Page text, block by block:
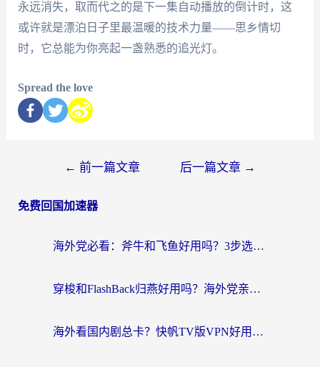
永远消失，取而代之的是下一集自动播放的倒计时，这
或许就是漂泊日子里最温暖的技术力量——思乡情切
时，它总能为你亮起一盏熟悉的追光灯。
Spread the love
← 前一篇文章 后一篇文章 →
免费回国加速器
海外党必看：斧牛和飞鱼好用吗？3步选对回国加速器，无缝刷剧玩国服
穿梭和FlashBack归燕好用吗？海外党亲测3款热门回国加速器，教你选对不踩坑
海外看国内剧总卡？快帆TV版VPN好用吗？和快滚VPN对比哪个回国效果更好？